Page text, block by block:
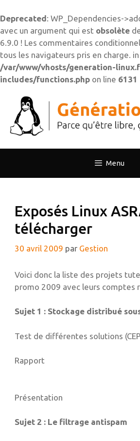
Deprecated: WP_Dependencies-
avec un argument qui est obsolète
6.9.0 ! Les commentaires
tous les navigateurs pris en charge. in
/var/www/vhosts/generation-
includes/functions.php on line 6131
contenu
Menu
Exposés Linux
télécharger
30 avril 2009 par Gestion
Voici donc la liste des projets
promo 2009 avec leurs comptes
Sujet 1 : Stockage distribué
Test de différentes solutions
Rapport
Présentation
Sujet 2 : Le filtrage antispam